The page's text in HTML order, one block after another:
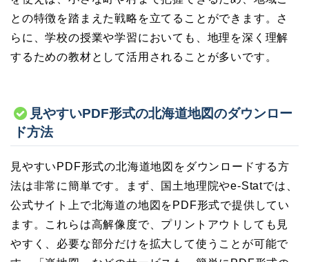
との特徴を踏まえた戦略を立てることができます。さ
らに、学校の授業や学習においても、地理を深く理解
するための教材として活用されることが多いです。
見やすいPDF形式の北海道地図のダウンロー
ド方法
見やすいPDF形式の北海道地図をダウンロードする方
法は非常に簡単です。まず、国土地理院やe-Statでは、
公式サイト上で北海道の地図をPDF形式で提供してい
ます。これらは高解像度で、プリントアウトしても見
やすく、必要な部分だけを拡大して使うことが可能で